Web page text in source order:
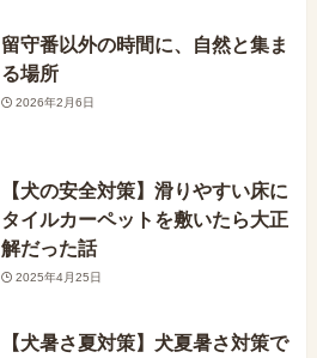
留守番以外の時間に、自然と集ま
る場所
2026年2月6日
【犬の安全対策】滑りやすい床に
タイルカーペットを敷いたら大正
解だった話
2025年4月25日
【犬暑さ夏対策】犬夏暑さ対策で